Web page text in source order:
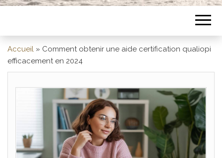
Accueil » Comment obtenir une aide certification qualiopi
efficacement en 2024